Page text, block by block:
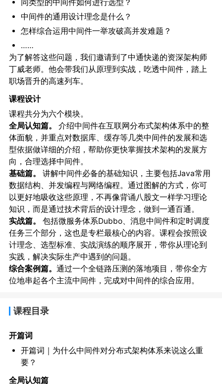
同类型的中间件如何进行选型？
中间件的通用设计理念是什么？
怎样综合运用中间件一举攻破高并发难题？
……
为了解答这些问题，我们邀请到了中通快递的资深架构师
丁威老师。他会带我们从原理到实战，吃透中间件，踏上
职场晋升的高速列车。
课程设计
课程共分为六个模块。
全局认知篇。
介绍中间件在互联网分布式架构体系中的整
体面貌，并重点对数据库、缓存等几类中间件的发展和选
型依据做详细的介绍，帮助你更快掌握技术架构的发展方
向，合理选择中间件。
基础篇。
讲解中间件必备的基础知识，主要包括Java常用
数据结构、并发编程与网络编程。通过图解的方式，你可
以更好地吸收这些原理，不再像背诵八股文一样学习理论
知识，而是通过技术背后的设计理念，做到一通百通。
实战篇。
包括微服务体系Dubbo、消息中间件和定时调度
任务三个部分，这也是专栏最核心的内容。课程会按照设
计理念、选型标准、实战演练的顺序展开，带你从理论到
实践，解决实际生产中遇到的问题。
综合案例篇。 通过一个全链路压测的落地项目，带你全方
位地串起各个主流中间件，完成对中间件的综合应用。
课程目录
开篇词
开篇词｜为什么中间件对分布式架构体系来说这么重
要？
全局认知篇